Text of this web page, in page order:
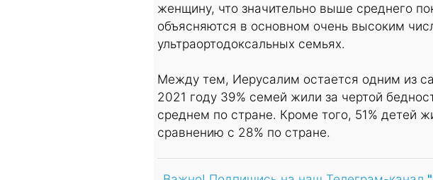
женщину, что значительно выше среднего
объясняются в основном очень высоким
ультраортодоксальных семьях.
Между тем, Иерусалим остается одним из
2021 году 39% семей жили за чертой
среднем по стране. Кроме того, 51% детей
сравнению с 28% по стране.